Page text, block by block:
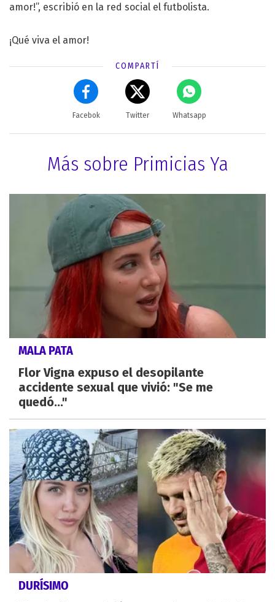
amor!”, escribió en la red social el futbolista.
¡Qué viva el amor!
COMPARTÍ
Facebok Twitter Whatsapp
Más sobre Primicias Ya
MALA PATA
Flor Vigna expuso el desopilante
accidente sexual que vivió: "Se me
quedó..."
DURÍSIMO